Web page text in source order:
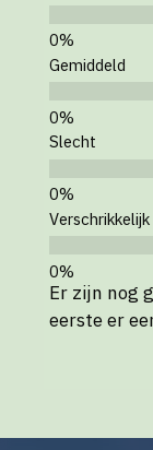
Gemiddeld
Slecht
Verschrikkelijk
Er zijn nog
eerste er